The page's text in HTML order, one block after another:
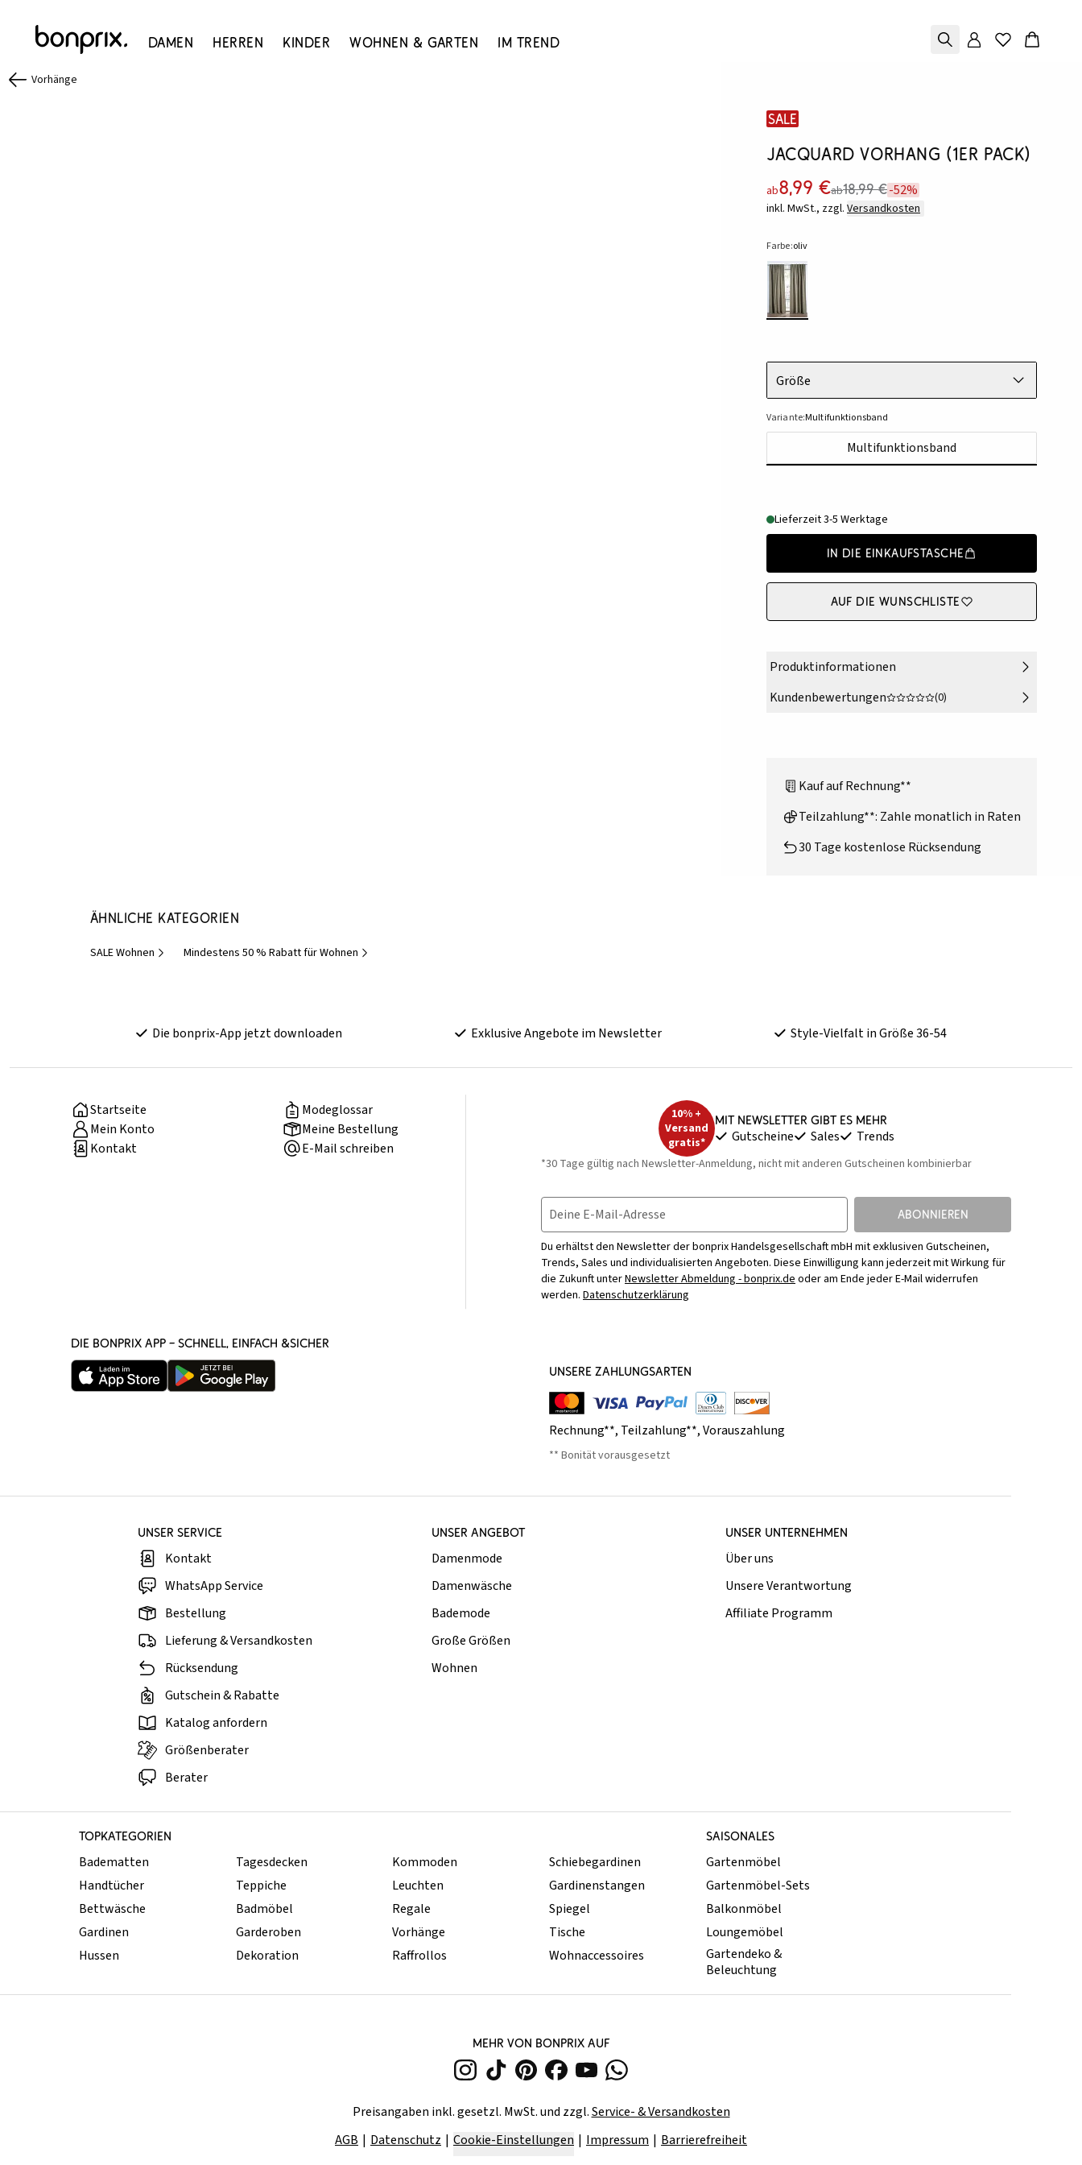
Damen Herren Kinder Wohnen & Garten Im Trend
Vorhänge
SALE
Jacquard Vorhang (1er Pack)
ab8,99 €ab18,99 €-52%
inkl. MwSt., zzgl. Versandkosten
Farbe:oliv
Größe
Variante:Multifunktionsband
Multifunktionsband
Lieferzeit 3-5 Werktage
In die Einkaufstasche
Auf die Wunschliste
Produktinformationen
Kundenbewertungen
(0)
Kauf auf Rechnung**
Teilzahlung**: Zahle monatlich in Raten
30 Tage kostenlose Rücksendung
Ähnliche Kategorien
SALE Wohnen Mindestens 50 % Rabatt für Wohnen
Die bonprix-App jetzt downloaden Exklusive Angebote im Newsletter Style-Vielfalt in Größe 36-54
Startseite
Modeglossar
Mein Konto
Meine Bestellung
Kontakt
E-Mail schreiben
10% +
Versand
gratis*
Mit Newsletter gibt es mehr
Gutscheine Sales Trends
*30 Tage gültig nach Newsletter-Anmeldung, nicht mit anderen Gutscheinen kombinierbar
Deine E-Mail-Adresse ABONNIEREN
Du erhältst den Newsletter der bonprix Handelsgesellschaft mbH mit exklusiven Gutscheinen,
Trends, Sales und individualisierten Angeboten. Diese Einwilligung kann jederzeit mit Wirkung für
die Zukunft unterNewsletter Abmeldung - bonprix.deoder am Ende jeder E-Mail widerrufen
werden. Datenschutzerklärung
DIE BONPRIX APP – SCHNELL, EINFACH &SICHER
UNSERE ZAHLUNGSARTEN
Rechnung**, Teilzahlung**,Vorauszahlung
** Bonität vorausgesetzt
UNSER SERVICE
Kontakt
WhatsApp Service
Bestellung
Lieferung & Versandkosten
Rücksendung
Gutschein & Rabatte
Katalog anfordern
Größenberater
Berater
UNSER ANGEBOT
Damenmode
Damenwäsche
Bademode
Große Größen
Wohnen
UNSER UNTERNEHMEN
Über uns
Unsere Verantwortung
Affiliate Programm
TOPKATEGORIEN SAISONALES
Badematten
Handtücher
Bettwäsche
Gardinen
Hussen
Tagesdecken
Teppiche
Badmöbel
Garderoben
Dekoration
Kommoden
Leuchten
Regale
Vorhänge
Raffrollos
Schiebegardinen
Gardinenstangen
Spiegel
Tische
Wohnaccessoires
Gartenmöbel
Gartenmöbel-Sets
Balkonmöbel
Loungemöbel
Gartendeko &
Beleuchtung
MEHR VON BONPRIX AUF
Preisangaben inkl. gesetzl. MwSt. und zzgl.Service- & Versandkosten
AGB
Datenschutz Cookie-Einstellungen Impressum Barrierefreiheit